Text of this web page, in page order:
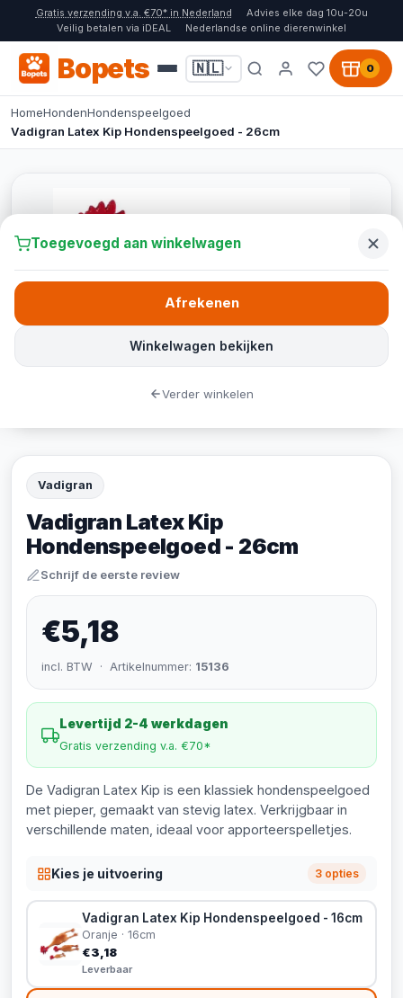
Gratis verzending v.a. €70* in Nederland
Advies elke dag 10u-20u
Veilig betalen via iDEAL
Nederlandse online dierenwinkel
Bopets 🇳🇱 0
HomeHondenHondenspeelgoed
Vadigran Latex Kip Hondenspeelgoed - 26cm
Vadigran
Vadigran Latex Kip
Hondenspeelgoed - 26cm
Schrijf de eerste review
€5,18
incl. BTW · Artikelnummer: 15136
Levertijd 2-4 werkdagen
Gratis verzending v.a. €70*
De Vadigran Latex Kip is een klassiek hondenspeelgoed
met pieper, gemaakt van stevig latex. Verkrijgbaar in
verschillende maten, ideaal voor apporteerspelletjes.
Kies je uitvoering 3 opties
Vadigran Latex Kip Hondenspeelgoed - 16cm
Oranje · 16cm
€3,18
Leverbaar
Toegevoegd aan winkelwagen
Winkelwagen bekijken
Afrekenen
Verder winkelen